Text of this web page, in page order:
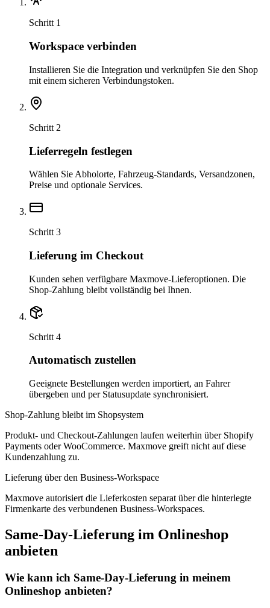
Schritt 1
Workspace verbinden
Installieren Sie die Integration und verknüpfen Sie den Shop
mit einem sicheren Verbindungstoken.
Schritt 2
Lieferregeln festlegen
Wählen Sie Abholorte, Fahrzeug-Standards, Versandzonen,
Preise und optionale Services.
Schritt 3
Lieferung im Checkout
Kunden sehen verfügbare Maxmove-Lieferoptionen. Die
Shop-Zahlung bleibt vollständig bei Ihnen.
Schritt 4
Automatisch zustellen
Geeignete Bestellungen werden importiert, an Fahrer
übergeben und per Statusupdate synchronisiert.
Shop-Zahlung bleibt im Shopsystem
Produkt- und Checkout-Zahlungen laufen weiterhin über Shopify
Payments oder WooCommerce. Maxmove greift nicht auf diese
Kundenzahlung zu.
Lieferung über den Business-Workspace
Maxmove autorisiert die Lieferkosten separat über die hinterlegte
Firmenkarte des verbundenen Business-Workspaces.
Same-Day-Lieferung im Onlineshop
anbieten
Wie kann ich Same-Day-Lieferung in meinem
Onlineshop anbieten?